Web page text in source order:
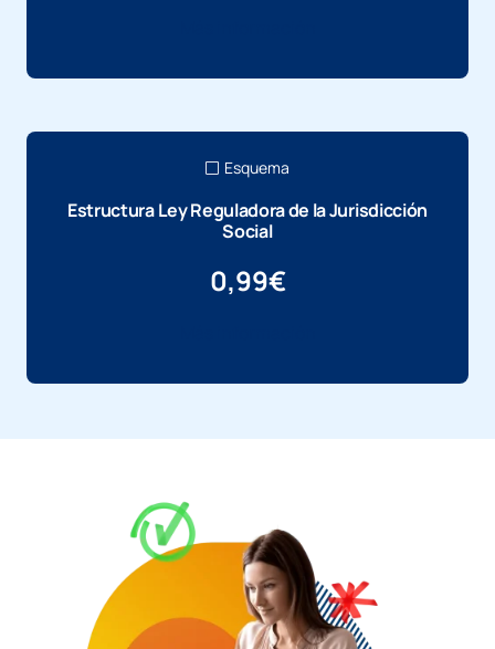
Esquema
Estructura Ley Reguladora de la Jurisdicción
Social
0,99€